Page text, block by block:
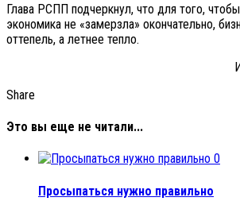
Глава РСПП подчеркнул, что для того,
экономика не «замерзла» окончательно,
оттепель, а летнее тепло.
Share
Это вы еще не читали...
0
Просыпаться нужно правильно